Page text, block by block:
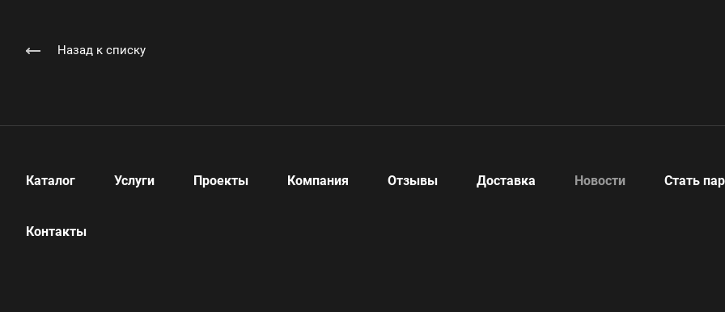
Назад к списку
Каталог Услуги Проекты Компания Отзывы Доставка Новости Стать
Контакты